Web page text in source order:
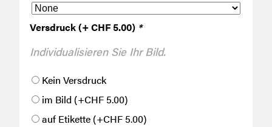
Versdruck (+ CHF 5.00) *
Individualisieren Sie Ihr Bild.
Kein Versdruck
im Bild (+CHF 5.00)
auf Etikette (+CHF 5.00)